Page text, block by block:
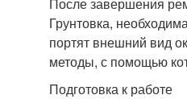
Грунтовка,
портят внешний вид
методы, с помощью
Подготовка к работе